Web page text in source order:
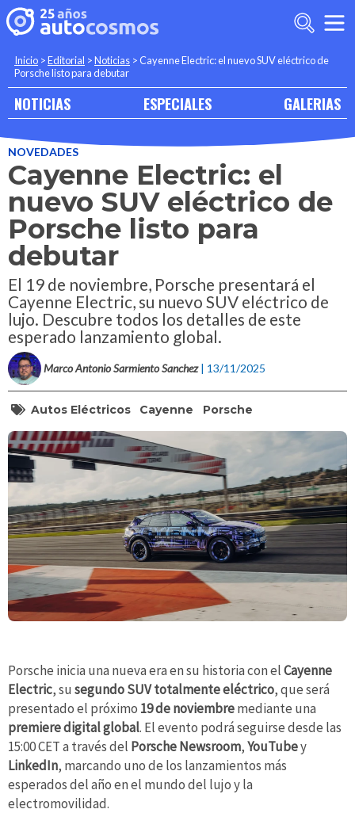
Inicio >Editorial >Noticias >Cayenne Electric: el nuevo SUV eléctrico de
Porsche listo para debutar
NOTICIAS ESPECIALES GALERIAS
NOVEDADES
Cayenne Electric: el
nuevo SUV eléctrico de
Porsche listo para
debutar
El 19 de noviembre, Porsche presentará el
Cayenne Electric, su nuevo SUV eléctrico de
lujo. Descubre todos los detalles de este
esperado lanzamiento global.
Marco Antonio Sarmiento Sanchez | 13/11/2025
Autos Eléctricos Cayenne Porsche
Porsche inicia una nueva era en su historia con elCayenne
Electric, su segundo SUV totalmente eléctrico, que será
presentado el próximo 19 de noviembremediante una
premiere digital global. El evento podrá seguirse desde las
15:00 CET a través del Porsche Newsroom,YouTubey
LinkedIn, marcando uno de los lanzamientos más
esperados del año en el mundo del lujo y la
electromovilidad.